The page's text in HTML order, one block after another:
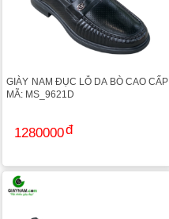
GIÀY NAM ĐỤC LỖ DA BÒ CAO CẤP
MÃ: MS_9621D
1280000